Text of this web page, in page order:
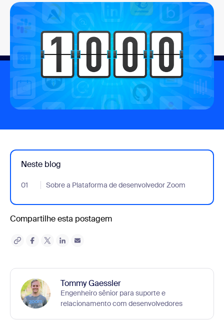
Neste blog
01 Sobre a Plataforma de desenvolvedor Zoom
- Jumplink to Sobre a Plataforma de desenvolvedor Zoom
Compartilhe esta postagem
Tommy Gaessler
Engenheiro sênior para suporte e
relacionamento com desenvolvedores